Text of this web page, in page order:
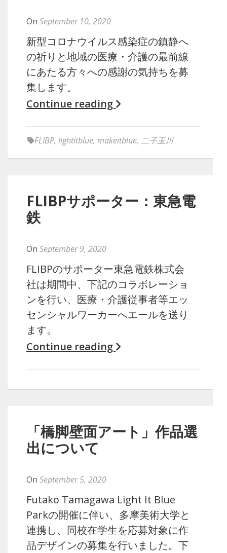
On September 10, 2020
新型コロナウイルス感染症の鎮静へ
の祈りと地域の医療・介護の最前線
にあたる方々への感謝の気持ちを募
集します。
Continue reading
FLIBP, lightitblue, makeitblue, 二子玉川
FLIBPサポーター：東急電
鉄
On September 9, 2020
FLIBPのサポーター東急電鉄株式会
社は期間中、下記のコラボレーショ
ンを行い、医療・介護従事者等エッ
センシャルワーカーへエールを送り
ます。
Continue reading
「橋脚壁面アート」作品選
出について
On September 5, 2020
Futako Tamagawa Light It Blue
Parkの開催に伴い、多摩美術大学と
連携し、同校在学生を応募対象に作
品デザインの募集を行いました。下